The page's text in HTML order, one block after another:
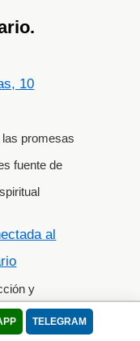
TELEGRAM
10
promesas
fuente de
al
y
te imaginas